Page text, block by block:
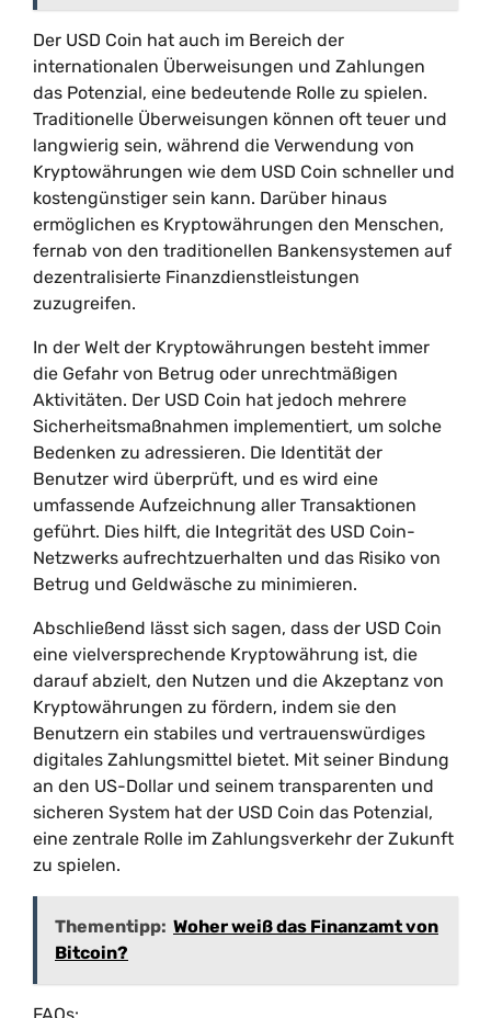
Der USD Coin hat auch im Bereich der
internationalen Überweisungen und Zahlungen
das Potenzial, eine bedeutende Rolle zu spielen.
Traditionelle Überweisungen können oft teuer und
langwierig sein, während die Verwendung von
Kryptowährungen wie dem USD Coin schneller und
kostengünstiger sein kann. Darüber hinaus
ermöglichen es Kryptowährungen den Menschen,
fernab von den traditionellen Bankensystemen auf
dezentralisierte Finanzdienstleistungen
zuzugreifen.
In der Welt der Kryptowährungen besteht immer
die Gefahr von Betrug oder unrechtmäßigen
Aktivitäten. Der USD Coin hat jedoch mehrere
Sicherheitsmaßnahmen implementiert, um solche
Bedenken zu adressieren. Die Identität der
Benutzer wird überprüft, und es wird eine
umfassende Aufzeichnung aller Transaktionen
geführt. Dies hilft, die Integrität des USD Coin-
Netzwerks aufrechtzuerhalten und das Risiko von
Betrug und Geldwäsche zu minimieren.
Abschließend lässt sich sagen, dass der USD Coin
eine vielversprechende Kryptowährung ist, die
darauf abzielt, den Nutzen und die Akzeptanz von
Kryptowährungen zu fördern, indem sie den
Benutzern ein stabiles und vertrauenswürdiges
digitales Zahlungsmittel bietet. Mit seiner Bindung
an den US-Dollar und seinem transparenten und
sicheren System hat der USD Coin das Potenzial,
eine zentrale Rolle im Zahlungsverkehr der Zukunft
zu spielen.
Thementipp: Woher weiß das Finanzamt von
Bitcoin?